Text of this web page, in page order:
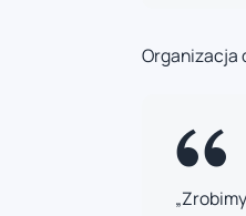
Organizacja